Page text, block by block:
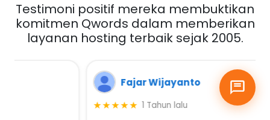
Testimoni positif mereka membuktikan
komitmen Qwords dalam memberikan
layanan hosting terbaik sejak 2005.
Fajar Wijayanto
1 Tahun lalu